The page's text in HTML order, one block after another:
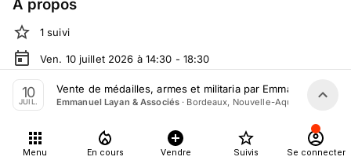
À propos
1 suivi
Ven. 10 juillet 2026 à 14:30 - 18:30
Vente volontaireorganiséeparEmmanuel Layan & Associés
En salle :
49 Rue Lafaurie de Monbadon, 33000 Bordeaux,
Tout le monde peut participer
10
JUIL.
Vente de médailles, armes et militaria par Emmanuel
Emmanuel Layan & Associés · Bordeaux, Nouvelle-Aquitaine
Menu En cours Vendre Suivis Se connecter